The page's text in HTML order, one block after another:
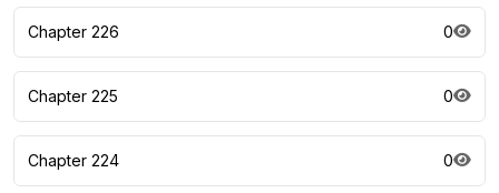
Chapter 226 0
Chapter 225 0
Chapter 224 0